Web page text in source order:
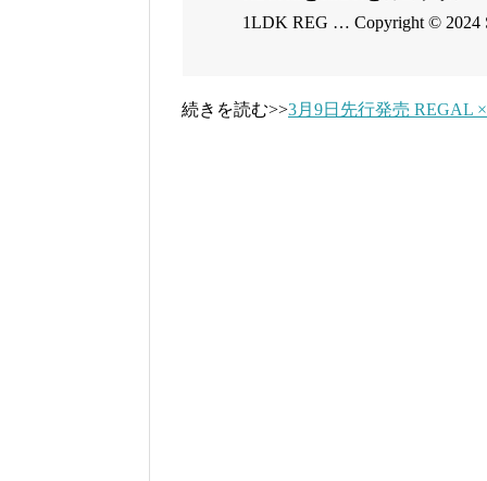
1LDK REG … Copyright © 2024
続きを読む>>3月9日先行発売 REGAL